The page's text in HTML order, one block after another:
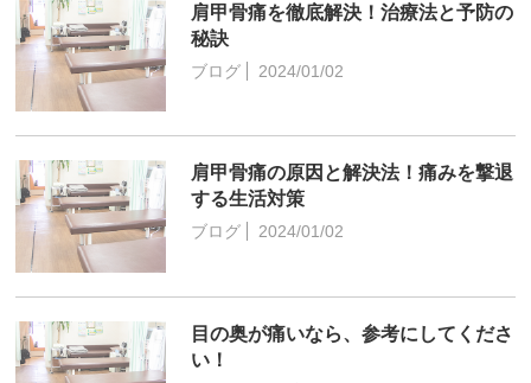
肩甲骨痛を徹底解決！治療法と予防の
秘訣
ブログ 2024/01/02
肩甲骨痛の原因と解決法！痛みを撃退
する生活対策
ブログ 2024/01/02
目の奥が痛いなら、参考にしてくださ
い！